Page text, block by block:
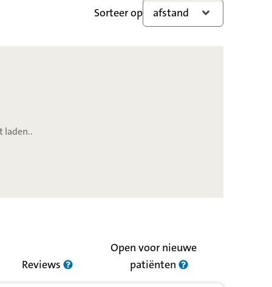
laden..
Sorteer op afstand
Reviews
Open voor nieuwe
patiënten